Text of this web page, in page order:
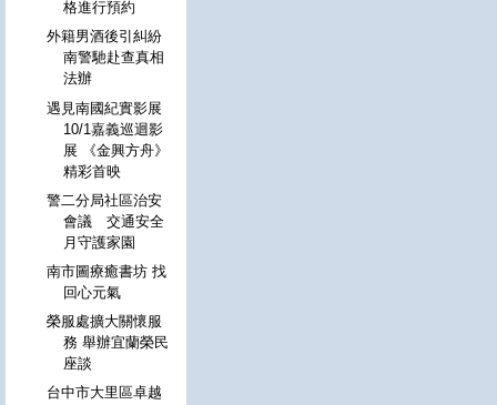
格進行預約
外籍男酒後引糾紛
南警馳赴查真相
法辦
遇見南國紀實影展
10/1嘉義巡迴影
展 《金興方舟》
精彩首映
警二分局社區治安
會議 交通安全
月守護家園
南市圖療癒書坊 找
回心元氣
榮服處擴大關懷服
務 舉辦宜蘭榮民
座談
台中市大里區卓越